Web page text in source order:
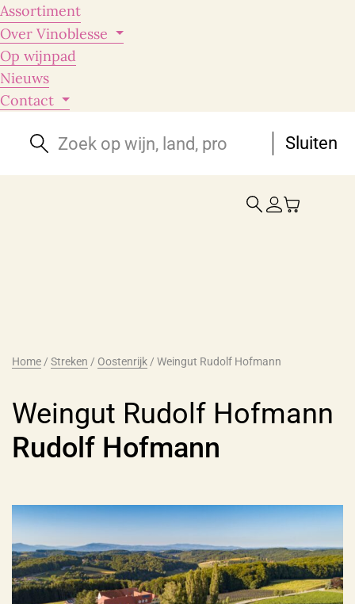
Assortiment
Over Vinoblesse
Op wijnpad
Nieuws
Contact
Sluiten
Home / Streken / Oostenrijk / Weingut Rudolf Hofmann
Weingut Rudolf Hofmann
Rudolf Hofmann